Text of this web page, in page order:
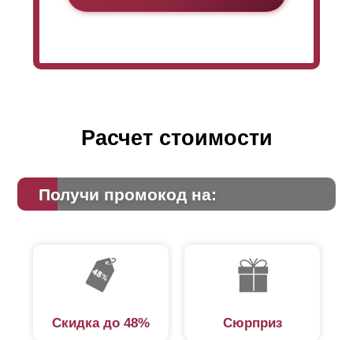
Расчет стоимости
Получи промокод на:
Скидка до 48% Сюрприз